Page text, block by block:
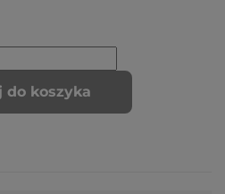
do koszyka